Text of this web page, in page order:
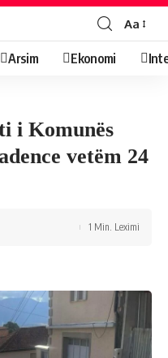
Aa
Arsim Ekonomi
i Komunës
vetëm 24
1 Min. Leximi